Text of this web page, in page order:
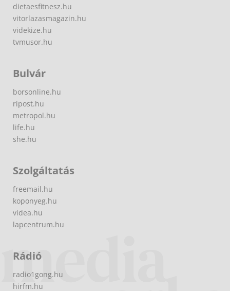
dietaesfitnesz.hu
vitorlazasmagazin.hu
videkize.hu
tvmusor.hu
Bulvár
borsonline.hu
ripost.hu
metropol.hu
life.hu
she.hu
Szolgáltatás
freemail.hu
koponyeg.hu
videa.hu
lapcentrum.hu
Rádió
radio1gong.hu
hirfm.hu